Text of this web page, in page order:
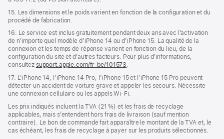
15. Les dimensions et le poids varient en fonction de la configuration et du
procédé de fabrication.
16. Le service est inclus gratuitement pendant deux ans avec l’activation
de n’importe quel modèle d’iPhone 14 ou d’iPhone 15. La qualité de la
connexion et les temps de réponse varient en fonction du lieu, de la
configuration du site et d’autres facteurs. Pour plus d’informations,
consultez support.apple.com/fr-be/101573.
17. L’iPhone 14, l’iPhone 14 Pro, l’iPhone 15 et l’iPhone 15 Pro peuvent
détecter un accident de voiture grave et appeler les secours. Nécessite
une connexion cellulaire ou les appels Wi‑Fi.
Les prix indiqués incluent la TVA (21 %) et les frais de recyclage
applicables, mais s’entendent hors frais de livraison (sauf mention
contraire). Le bon de commande fait apparaître le montant de la TVA et, le
cas échéant, les frais de recyclage à payer sur les produits sélectionnés.